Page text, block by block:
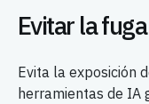
Evitar la
Evita la exposición
herramientas de IA